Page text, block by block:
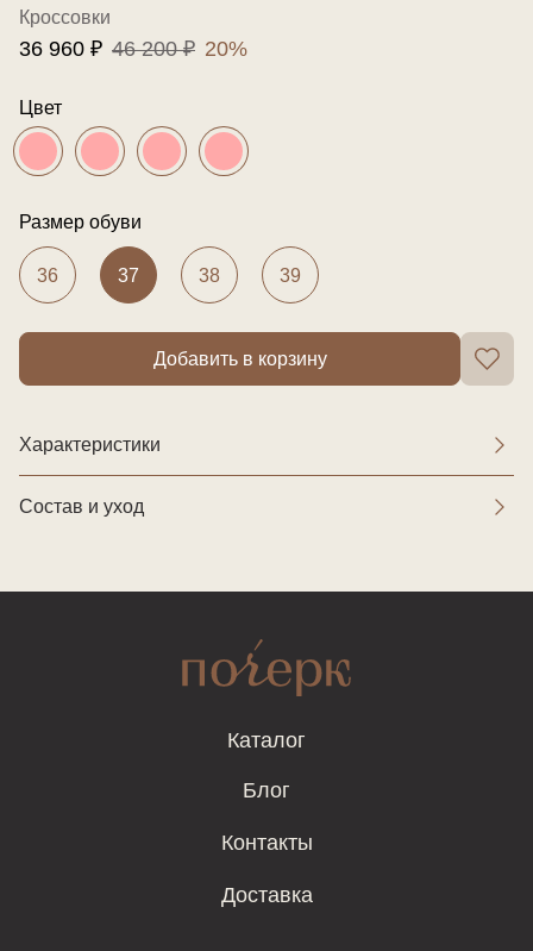
Кроссовки
36 960 ₽ 46 200 ₽ 20%
Цвет
Размер обуви
36 37 38 39
Добавить в корзину
Характеристики
Состав и уход
Каталог
Блог
Контакты
Доставка